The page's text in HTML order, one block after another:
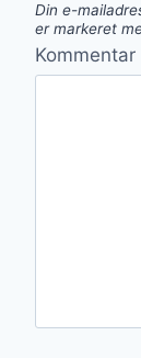
Din e-
er markeret
Kommentar